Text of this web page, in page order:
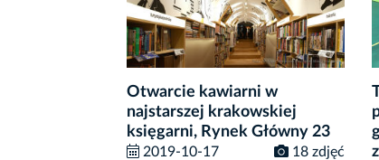
Otwarcie kawiarni w
najstarszej krakowskiej
księgarni, Rynek Główny 23
2019-10-17 18 zdjęć